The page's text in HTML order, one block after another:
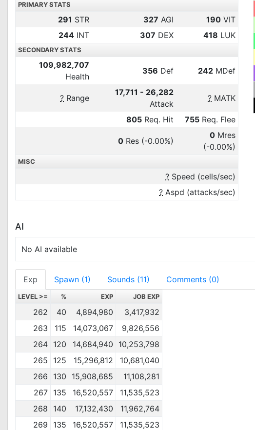
PRIMARY STATS
291 STR 327 AGI 190 VIT
244 INT 307 DEX 418 LUK
SECONDARY STATS
109,982,707
Health
356 Def 242 MDef
? Range
17,711 - 26,282
Attack
? MATK
805 Req. Hit 755 Req. Flee
0 Res (-0.00%)
0 Mres
(-0.00%)
MISC
? Speed (cells/sec)
? Aspd (attacks/sec)
AI
No AI available
Exp Spawn (1) Sounds (11) Comments (0)
LEVEL >= % EXP JOB EXP
262 40 4,894,980
3,417,932
263
115 14,073,067
9,826,556
264 120 14,684,940
10,253,798
265
125 15,296,812
10,681,040
266
130 15,908,685
11,108,281
267 135 16,520,557
11,535,523
268
140 17,132,430
11,962,764
269
135 16,520,557
11,535,523